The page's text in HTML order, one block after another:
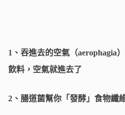
1、吞進去的空氣（aerophagia
飲料，空氣就進去了
2、腸道菌幫你「發酵」食物